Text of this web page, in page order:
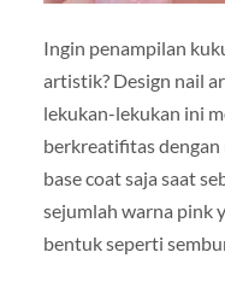
Ingin penampilan
artistik? Design nail
lekukan-lekukan ini
berkreatifitas dengan
base coat saja saat
sejumlah warna pink
bentuk seperti